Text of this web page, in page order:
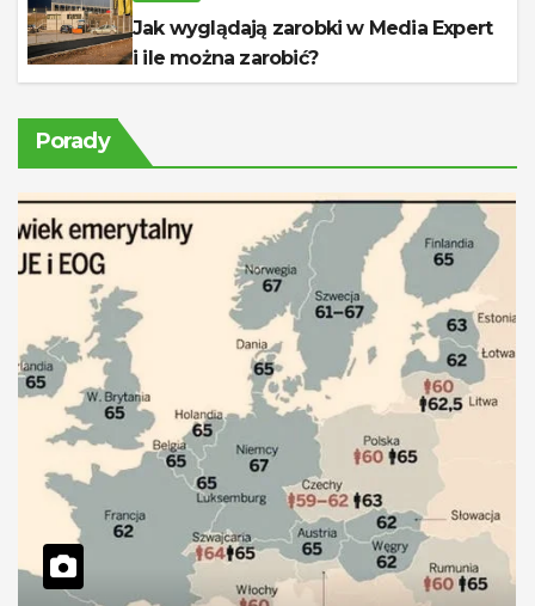
Jak wyglądają zarobki w Media Expert
i ile można zarobić?
Porady